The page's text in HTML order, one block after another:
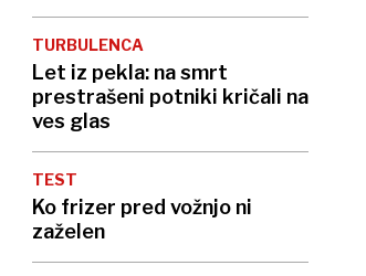
TURBULENCA
Let iz pekla: na smrt
prestrašeni potniki kričali na
ves glas
TEST
Ko frizer pred vožnjo ni
zaželen